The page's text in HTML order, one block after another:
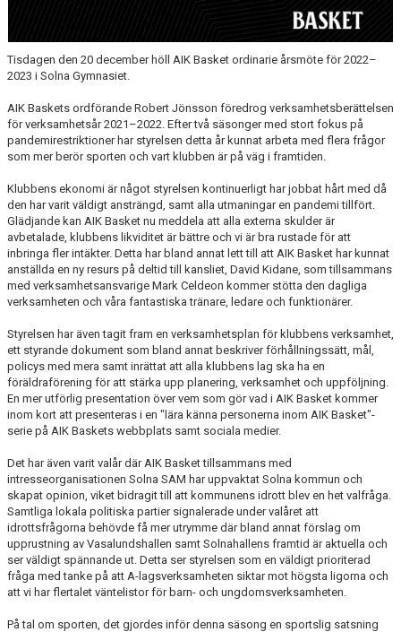
KÖP BILJETTER
SHOP
AIK.SE
Tisdagen den 20 december höll AIK Basket ordinarie årsmöte för 2022–
2023 i Solna Gymnasiet.
AIK Baskets ordförande Robert Jönsson föredrog verksamhetsberättelsen
för verksamhetsår 2021–2022. Efter två säsonger med stort fokus på
pandemirestriktioner har styrelsen detta år kunnat arbeta med flera frågor
som mer berör sporten och vart klubben är på väg i framtiden.
Klubbens ekonomi är något styrelsen kontinuerligt har jobbat hårt med då
den har varit väldigt ansträngd, samt alla utmaningar en pandemi tillfört.
Glädjande kan AIK Basket nu meddela att alla externa skulder är
avbetalade, klubbens likviditet är bättre och vi är bra rustade för att
inbringa fler intäkter. Detta har bland annat lett till att AIK Basket har kunnat
anställda en ny resurs på deltid till kansliet, David Kidane, som tillsammans
med verksamhetsansvarige Mark Celdeon kommer stötta den dagliga
verksamheten och våra fantastiska tränare, ledare och funktionärer.
Styrelsen har även tagit fram en verksamhetsplan för klubbens verksamhet,
ett styrande dokument som bland annat beskriver förhållningssätt, mål,
policys med mera samt inrättat att alla klubbens lag ska ha en
föräldraförening för att stärka upp planering, verksamhet och uppföljning.
En mer utförlig presentation över vem som gör vad i AIK Basket kommer
inom kort att presenteras i en "lära känna personerna inom AIK Basket"-
serie på AIK Baskets webbplats samt sociala medier.
Det har även varit valår där AIK Basket tillsammans med
intresseorganisationen Solna SAM har uppvaktat Solna kommun och
skapat opinion, viket bidragit till att kommunens idrott blev en het valfråga.
Samtliga lokala politiska partier signalerade under valåret att
idrottsfrågorna behövde få mer utrymme där bland annat förslag om
upprustning av Vasalundshallen samt Solnahallens framtid är aktuella och
ser väldigt spännande ut. Detta ser styrelsen som en väldigt prioriterad
fråga med tanke på att A-lagsverksamheten siktar mot högsta ligorna och
att vi har flertalet väntelistor för barn- och ungdomsverksamheten.
På tal om sporten, det gjordes inför denna säsong en sportslig satsning